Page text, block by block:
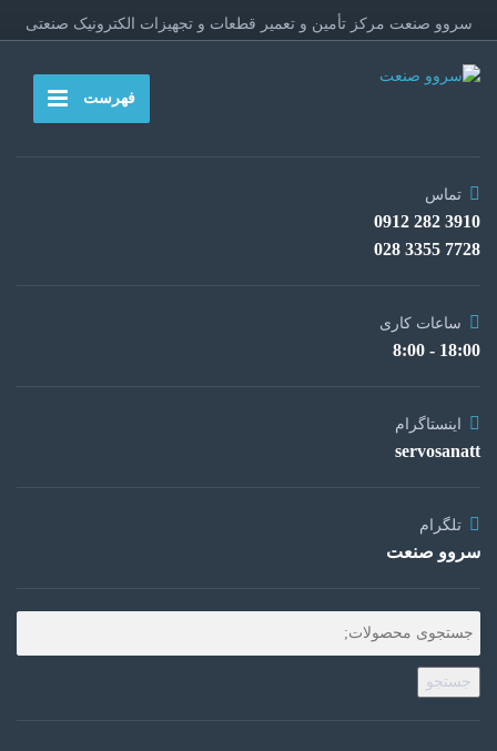
سروو صنعت مرکز تأمین و تعمیر قطعات و تجهیزات الکترونیک صنعتی
فهرست
تماس
3910 282 0912
7728 3355 028
ساعات کاری
18:00 - 8:00
اینستاگرام
servosanatt
تلگرام
سروو صنعت
جستجو